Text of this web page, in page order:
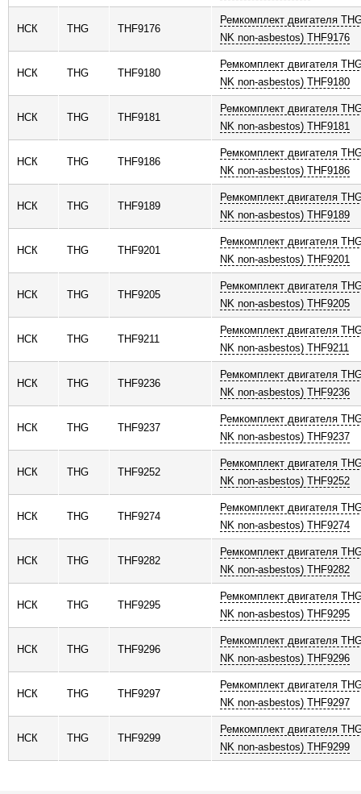
НСК THG THF9176
Ремкомплект двигателя
NK non-asbestos) THF9176
НСК THG THF9180
Ремкомплект двигателя
NK non-asbestos) THF9180
НСК THG THF9181
Ремкомплект двигателя
NK non-asbestos) THF9181
НСК THG THF9186
Ремкомплект двигателя
NK non-asbestos) THF9186
НСК THG THF9189
Ремкомплект двигателя
NK non-asbestos) THF9189
НСК THG THF9201
Ремкомплект двигателя
NK non-asbestos) THF9201
НСК THG THF9205
Ремкомплект двигателя
NK non-asbestos) THF9205
НСК THG THF9211
Ремкомплект двигателя
NK non-asbestos) THF9211
НСК THG THF9236
Ремкомплект двигателя
NK non-asbestos) THF9236
НСК THG THF9237
Ремкомплект двигателя
NK non-asbestos) THF9237
НСК THG THF9252
Ремкомплект двигателя
NK non-asbestos) THF9252
НСК THG THF9274
Ремкомплект двигателя
NK non-asbestos) THF9274
НСК THG THF9282
Ремкомплект двигателя
NK non-asbestos) THF9282
НСК THG THF9295
Ремкомплект двигателя
NK non-asbestos) THF9295
НСК THG THF9296
Ремкомплект двигателя
NK non-asbestos) THF9296
НСК THG THF9297
Ремкомплект двигателя
NK non-asbestos) THF9297
НСК THG THF9299
Ремкомплект двигателя
NK non-asbestos) THF9299